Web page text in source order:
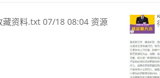
资料.txt 07/18 08:04 资源